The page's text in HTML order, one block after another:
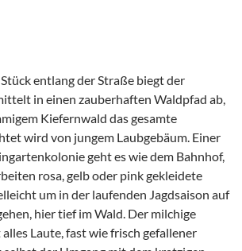
entlang der Straße biegt der
in einen zauberhaften Waldpfad ab,
Kiefernwald das gesamte
wird von jungem Laubgebäum. Einer
geht es wie dem Bahnhof,
rosa, gelb oder pink gekleidete
um in der laufenden Jagdsaison auf
hier tief im Wald. Der milchige
Laute, fast wie frisch gefallener